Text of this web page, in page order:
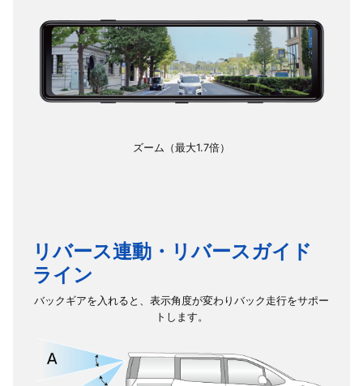
ズーム（最大1.7倍）
リバース連動・リバースガイド
ライン
バックギアを入れると、表示角度が変わりバック走行をサポー
トします。